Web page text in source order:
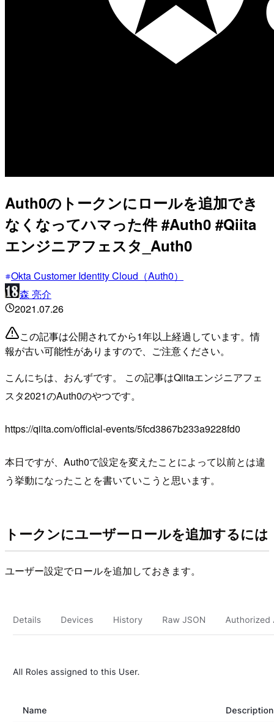
Auth0のトークンにロールを追加でき
なくなってハマった件 #Auth0 #Qiita
エンジニアフェスタ_Auth0
Okta Customer Identity Cloud（Auth0）
森 亮介
2021.07.26
この記事は公開されてから1年以上経過しています。情
報が古い可能性がありますので、ご注意ください。
こんにちは、おんずです。 この記事はQiitaエンジニアフェ
スタ2021のAuth0のやつです。
https://qiita.com/official-events/5fcd3867b233a9228fd0
本日ですが、Auth0で設定を変えたことによって以前とは違
う挙動になったことを書いていこうと思います。
トークンにユーザーロールを追加するには
ユーザー設定でロールを追加しておきます。